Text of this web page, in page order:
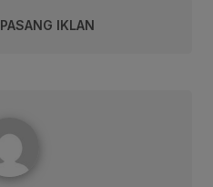
PASANG IKLAN